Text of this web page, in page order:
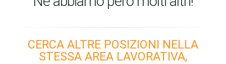
CERCA ALTRE POSIZIONI NELLA
STESSA AREA LAVORATIVA,